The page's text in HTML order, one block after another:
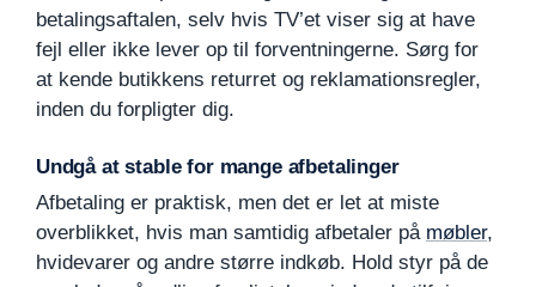
betalingsaftalen, selv hvis TV’et viser sig at have
fejl eller ikke lever op til forventningerne. Sørg for
at kende butikkens returret og reklamationsregler,
inden du forpligter dig.
Undgå at stable for mange afbetalinger
Afbetaling er praktisk, men det er let at miste
overblikket, hvis man samtidig afbetaler på møbler,
hvidevarer og andre større indkøb. Hold styr på de